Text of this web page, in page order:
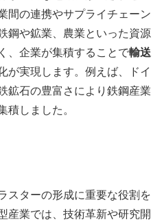
間の連携やサプライチェーン
鋼や鉱業、農業といった資源
、企業が集積することで輸送
が実現します。例えば、ドイ
鉱石の豊富さにより鉄鋼産業
積しました。
スターの形成に重要な役割を
産業では、技術革新や研究開